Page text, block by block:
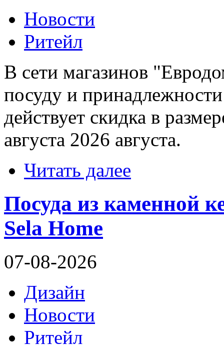
Новости
Ритейл
В сети магазинов
посуду и
действует скидка в
августа 2026 августа.
Читать далее
Посуда из каменной
Sela Home
07-08-2026
Дизайн
Новости
Ритейл